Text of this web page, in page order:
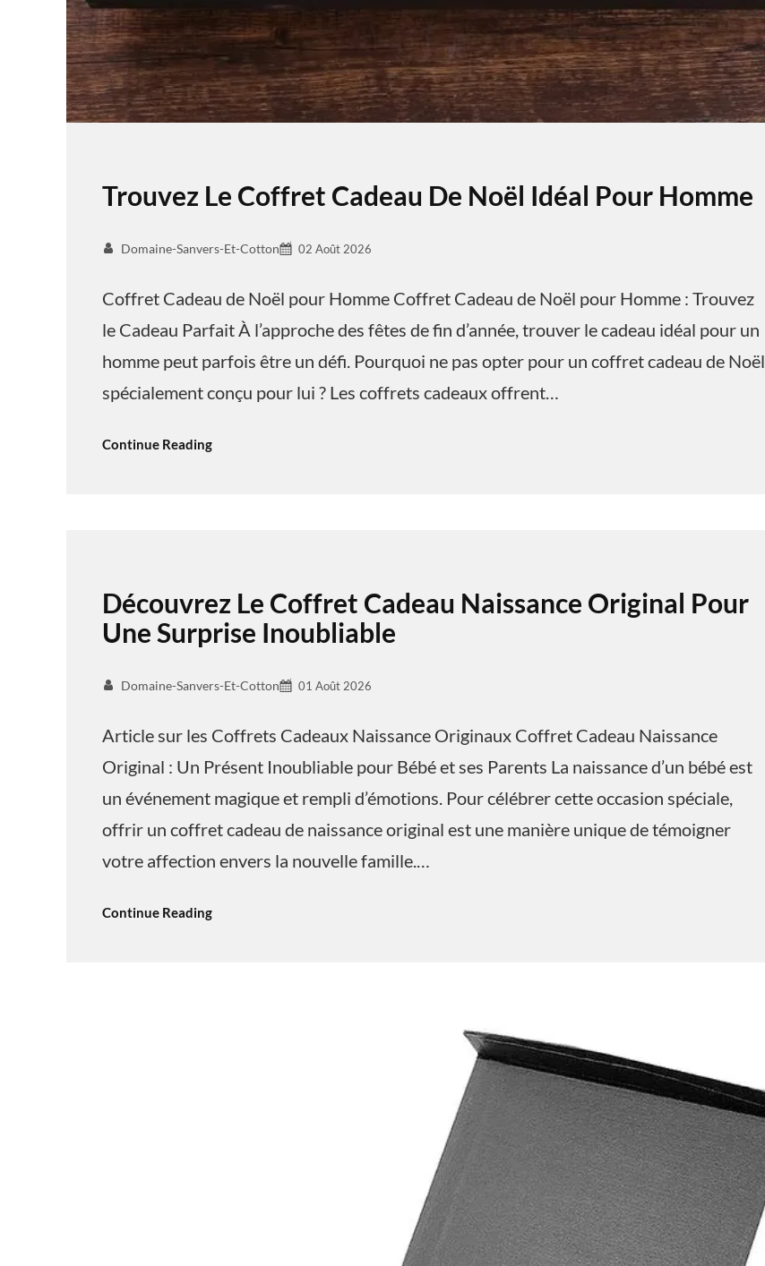
Trouvez Le Coffret Cadeau De Noël Idéal Pour Homme
Domaine-Sanvers-Et-Cotton 02 Août 2026
Coffret Cadeau de Noël pour Homme Coffret Cadeau de Noël pour Homme : Trouvez
le Cadeau Parfait À l’approche des fêtes de fin d’année, trouver le cadeau idéal pour un
homme peut parfois être un défi. Pourquoi ne pas opter pour un coffret cadeau de Noël
spécialement conçu pour lui ? Les coffrets cadeaux offrent…
Continue Reading
Découvrez Le Coffret Cadeau Naissance Original Pour
Une Surprise Inoubliable
Domaine-Sanvers-Et-Cotton 01 Août 2026
Article sur les Coffrets Cadeaux Naissance Originaux Coffret Cadeau Naissance
Original : Un Présent Inoubliable pour Bébé et ses Parents La naissance d’un bébé est
un événement magique et rempli d’émotions. Pour célébrer cette occasion spéciale,
offrir un coffret cadeau de naissance original est une manière unique de témoigner
votre affection envers la nouvelle famille.…
Continue Reading